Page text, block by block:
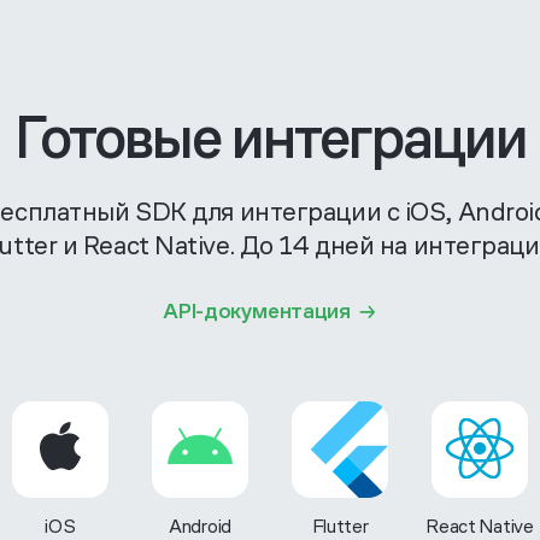
Готовые интеграции
SDK для интеграции с iOS,
и React Native. До 14 дней на
API-документация
iOS Android Flutter React Native